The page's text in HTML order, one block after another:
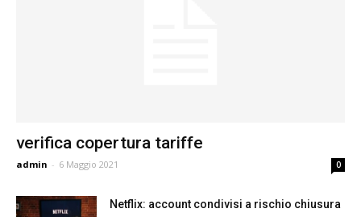
verifica copertura tariffe
admin - 6 Maggio 2021 0
Netflix: account condivisi a rischio chiusura